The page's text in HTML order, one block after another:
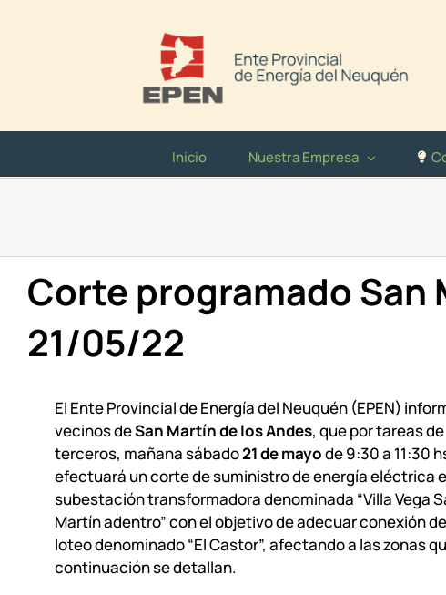
Inicio Nuestra Empresa
Corte programado San
21/05/22
El Ente Provincial de Energía del Neuquén (EPEN)
vecinos deSan Martín de los Andes, que por tareas de
terceros, mañana sábado21 de mayode 9:30 a 11:30
efectuará un corte de suministro de energía eléctrica
subestación transformadora denominada “Villa Vega
Martín adentro” con el objetivo de adecuar conexión
loteo denominado “El Castor”, afectando a las zonas
continuación se detallan.